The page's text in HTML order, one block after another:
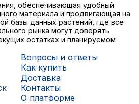
обеспечивающая удобный
материала и продвигающая на
базы данных растений, где все
рынка могут доверять
остатках и планируемом
Вопросы и ответы
Как купить
Доставка
Контакты
О платформе